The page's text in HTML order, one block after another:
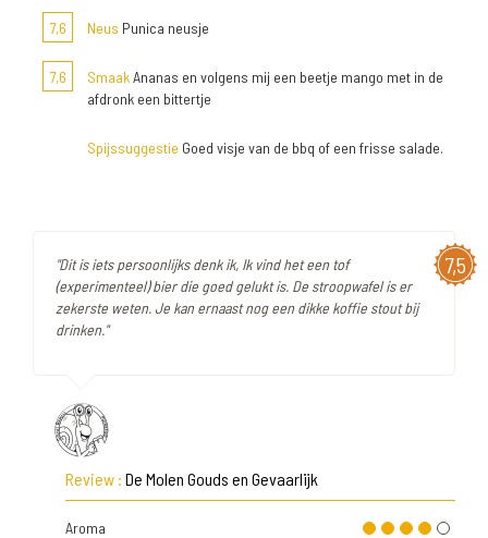
7,6 Neus Punica neusje
7,6 SmaakAnanas en volgens mij een beetje mango met in de
afdronk een bittertje
Spijssuggestie Goed visje van de bbq of een frisse salade.
7,5
"Dit is iets persoonlijks denk ik, Ik vind het een tof
(experimenteel) bier die goed gelukt is. De stroopwafel is er
zekerste weten. Je kan ernaast nog een dikke koffie stout bij
drinken."
Review : De Molen Gouds en Gevaarlijk
Aroma